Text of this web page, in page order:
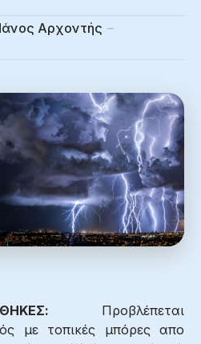
Αρχοντής
Προβλέπεται
με τοπικές μπόρες απο